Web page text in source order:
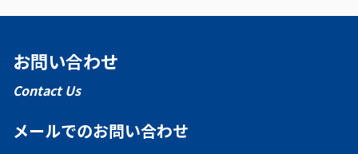
お問い合わせ
Contact Us
メールでのお問い合わせ